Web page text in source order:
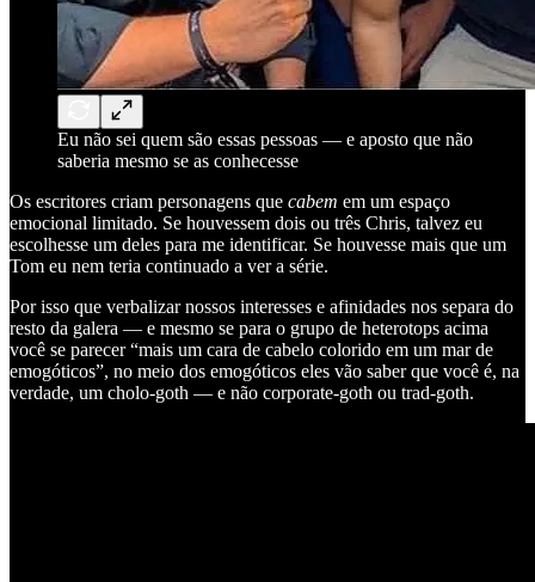
Eu não sei quem são essas pessoas — e aposto que não
saberia mesmo se as conhecesse
Os escritores criam personagens que cabem em um espaço
emocional limitado. Se houvessem dois ou três Chris, talvez eu
escolhesse um deles para me identificar. Se houvesse mais que um
Tom eu nem teria continuado a ver a série.
Por isso que verbalizar nossos interesses e afinidades nos separa do
resto da galera — e mesmo se para o grupo de heterotops acima
você se parecer “mais um cara de cabelo colorido em um mar de
emogóticos”, no meio dos emogóticos eles vão saber que você é, na
verdade, um cholo-goth — e não corporate-goth ou trad-goth.